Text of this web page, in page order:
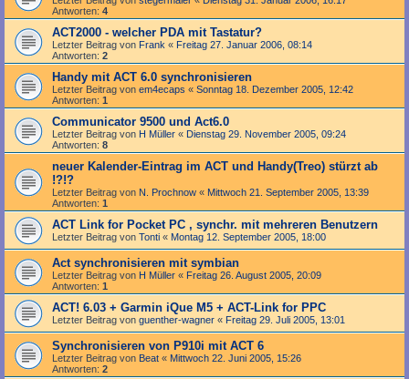
Antworten: 4
ACT2000 - welcher PDA mit Tastatur?
Letzter Beitrag von Frank « Freitag 27. Januar 2006, 08:14
Antworten: 2
Handy mit ACT 6.0 synchronisieren
Letzter Beitrag von em4ecaps « Sonntag 18. Dezember 2005, 12:42
Antworten: 1
Communicator 9500 und Act6.0
Letzter Beitrag von H Müller « Dienstag 29. November 2005, 09:24
Antworten: 8
neuer Kalender-Eintrag im ACT und Handy(Treo) stürzt ab
!?!?
Letzter Beitrag von N. Prochnow « Mittwoch 21. September 2005, 13:39
Antworten: 1
ACT Link for Pocket PC , synchr. mit mehreren Benutzern
Letzter Beitrag von Tonti « Montag 12. September 2005, 18:00
Act synchronisieren mit symbian
Letzter Beitrag von H Müller « Freitag 26. August 2005, 20:09
Antworten: 1
ACT! 6.03 + Garmin iQue M5 + ACT-Link for PPC
Letzter Beitrag von guenther-wagner « Freitag 29. Juli 2005, 13:01
Synchronisieren von P910i mit ACT 6
Letzter Beitrag von Beat « Mittwoch 22. Juni 2005, 15:26
Antworten: 2